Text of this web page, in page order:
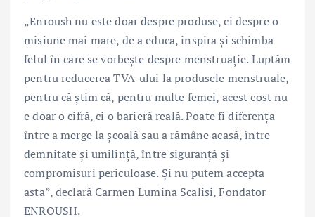
„Enroush nu este doar despre produse, ci despre o
misiune mai mare, de a educa, inspira și schimba
felul în care se vorbește despre menstruație. Luptăm
pentru reducerea TVA-ului la produsele menstruale,
pentru că știm că, pentru multe femei, acest cost nu
e doar o cifră, ci o barieră reală. Poate fi diferența
între a merge la școală sau a rămâne acasă, între
demnitate și umilință, între siguranță și
compromisuri periculoase. Și nu putem accepta
asta”, declară Carmen Lumina Scalisi, Fondator
ENROUSH.